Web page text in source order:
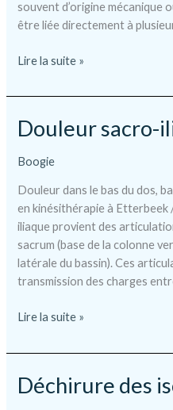
souvent d’origine mécanique
être liée directement à
Pubalgie
Lire la suite »
Douleur sacro-
Boogie
Douleur dans le bas du dos,
en kinésithérapie à Etterbeek
iliaque provient des
sacrum (base de la colonne
latérale du bassin). Ces
transmission des charges
Douleur
iliaque
Lire la suite »
Déchirure des